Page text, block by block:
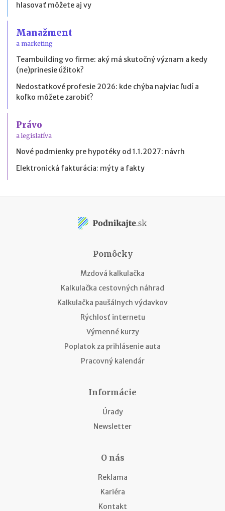
hlasovať môžete aj vy
Manažment
a marketing
Teambuilding vo firme: aký má skutočný význam a kedy
(ne)prinesie úžitok?
Nedostatkové profesie 2026: kde chýba najviac ľudí a
koľko môžete zarobiť?
Právo
a legislatíva
Nové podmienky pre hypotéky od 1.1.2027: návrh
Elektronická fakturácia: mýty a fakty
Pomôcky
Mzdová kalkulačka
Kalkulačka cestovných náhrad
Kalkulačka paušálnych výdavkov
Rýchlosť internetu
Výmenné kurzy
Poplatok za prihlásenie auta
Pracovný kalendár
Informácie
Úrady
Newsletter
O nás
Reklama
Kariéra
Kontakt